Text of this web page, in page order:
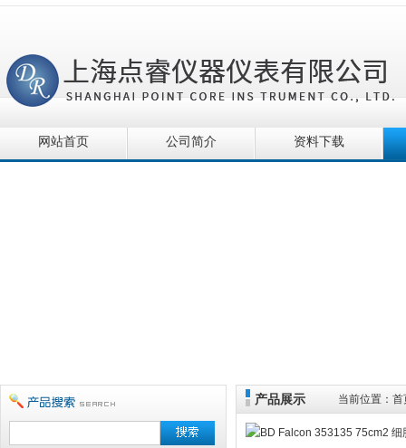
网站首页 公司简介 资料下载
产品展示 当前位置： 首